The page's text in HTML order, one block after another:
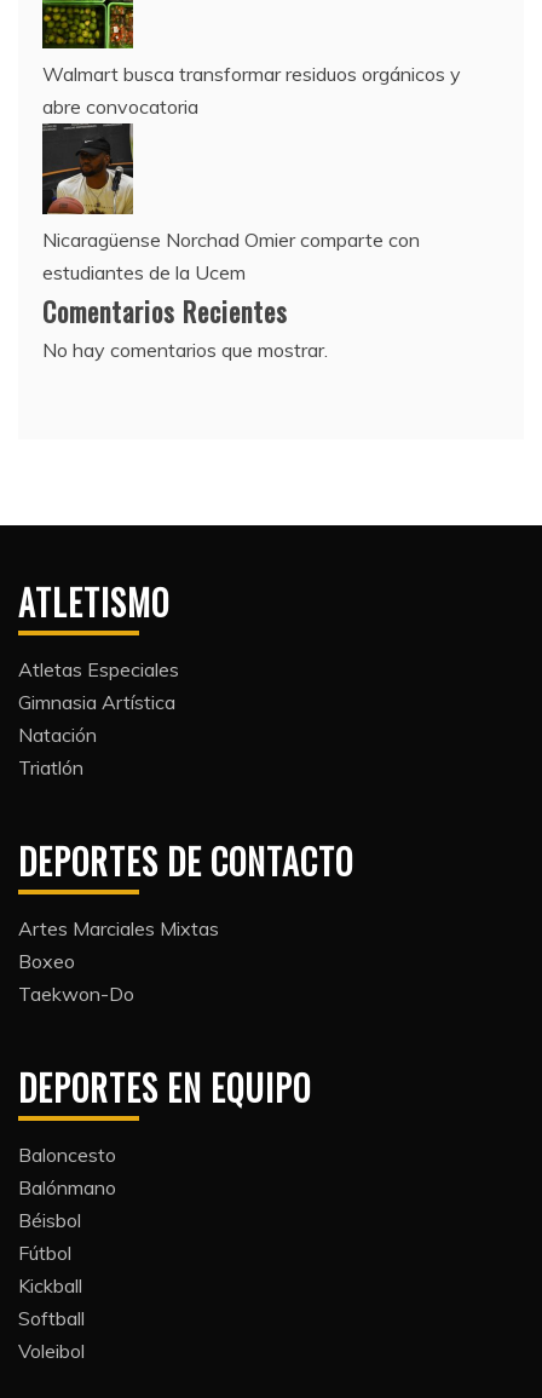
Walmart busca transformar residuos orgánicos y
abre convocatoria
Nicaragüense Norchad Omier comparte con
estudiantes de la Ucem
Comentarios Recientes
No hay comentarios que mostrar.
ATLETISMO
Atletas Especiales
Gimnasia Artística
Natación​
Triatlón​
DEPORTES DE CONTACTO
Artes Marciales Mixtas
Boxeo
Taekwon-Do
DEPORTES EN EQUIPO
Baloncesto
Balónmano
Béisbol
Fútbol
Kickball​
Softball​
Voleibol​